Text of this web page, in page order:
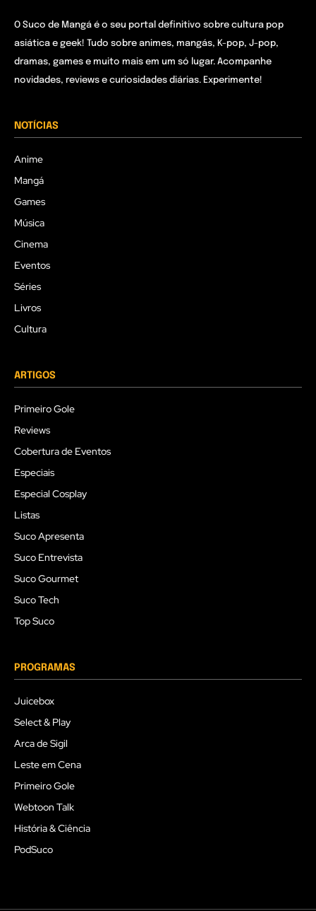
O Suco de Mangá é o seu portal definitivo sobre cultura pop
asiática e geek! Tudo sobre animes, mangás, K-pop, J-pop,
dramas, games e muito mais em um só lugar. Acompanhe
novidades, reviews e curiosidades diárias. Experimente!
NOTÍCIAS
Anime
Mangá
Games
Música
Cinema
Eventos
Séries
Livros
Cultura
ARTIGOS
Primeiro Gole
Reviews
Cobertura de Eventos
Especiais
Especial Cosplay
Listas
Suco Apresenta
Suco Entrevista
Suco Gourmet
Suco Tech
Top Suco
PROGRAMAS
Juicebox
Select & Play
Arca de Sigil
Leste em Cena
Primeiro Gole
Webtoon Talk
História & Ciência
PodSuco